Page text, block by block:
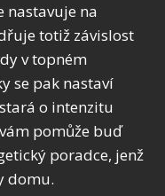
nastavuje na
totiž závislost
v topném
se pak nastaví
o intenzitu
pomůže buď
poradce, jenž
domu.